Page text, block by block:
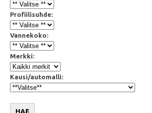
Profiilisuhde:
Vannekoko:
Merkki:
Kausi/automalli:
HAE